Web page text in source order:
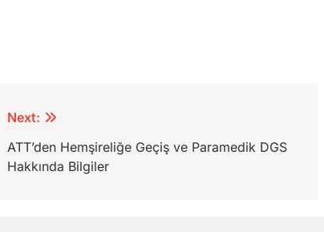
Next:
ATT’den Hemşireliğe Geçiş ve Paramedik DGS
Hakkında Bilgiler